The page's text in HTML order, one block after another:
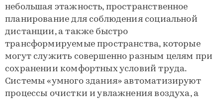
небольшая этажность, пространственное
планирование для соблюдения социальной
дистанции, а также быстро
трансформируемые пространства, которые
могут служить совершенно разным целям при
сохранении комфортных условий труда.
Системы «умного здания» автоматизируют
процессы очистки и увлажнения воздуха, а